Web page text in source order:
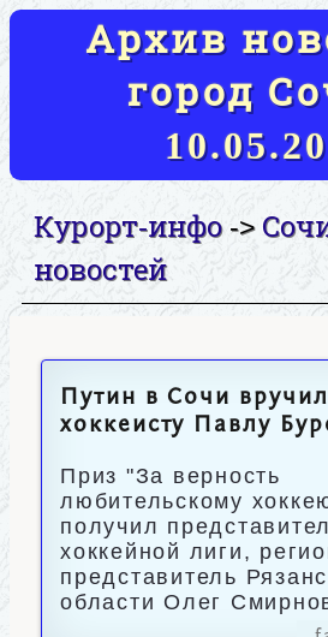
Архив
город
Курорт-инфо->
новостей
Путин в Сочи
хоккеисту Павлу
Приз "За верность
любительскому
получил
хоккейной лиги,
представитель
области Олег